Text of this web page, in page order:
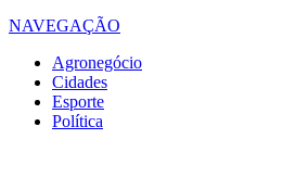
NAVEGAÇÃO
Agronegócio
Cidades
Esporte
Política